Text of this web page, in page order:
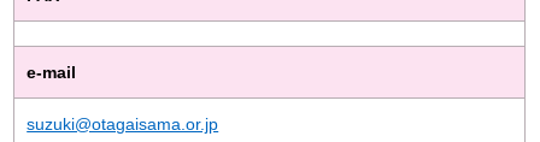
e-mail
suzuki@otagaisama.or.jp